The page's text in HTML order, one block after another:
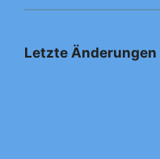
Letzte Änderungen